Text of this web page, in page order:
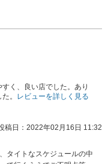
く、良い店でした。あり
。 レビューを詳しく見る
稿日：2022年02月16日 11:32
タイトなスケジュールの中